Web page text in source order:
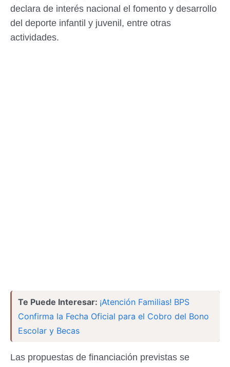
declara de interés nacional el fomento y desarrollo
del deporte infantil y juvenil, entre otras
actividades.
Te Puede Interesar: ¡Atención Familias! BPS
Confirma la Fecha Oficial para el Cobro del Bono
Escolar y Becas
Las propuestas de financiación previstas se